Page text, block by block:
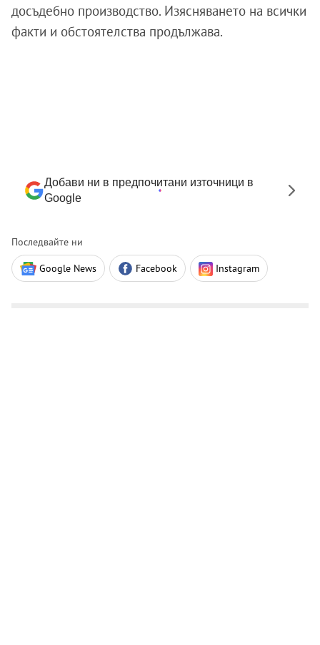
досъдебно производство. Изясняването на всички
факти и обстоятелства продължава.
Добави ни в предпочитани източници в
Google
Последвайте ни
Google News Facebook Instagram